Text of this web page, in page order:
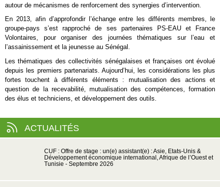
autour de mécanismes de renforcement des synergies d’intervention.
En 2013, afin d’approfondir l’échange entre les différents membres, le
groupe-pays s’est rapproché de ses partenaires PS-EAU et France
Volontaires, pour organiser des journées thématiques sur l’eau et
l’assainissement et la jeunesse au Sénégal.
Les thématiques des collectivités sénégalaises et françaises ont évolué
depuis les premiers partenariats. Aujourd’hui, les considérations les plus
fortes touchent à différents éléments : mutualisation des actions et
question de la recevabilité, mutualisation des compétences, formation
des élus et techniciens, et développement des outils.
ACTUALITÉS
CUF : Offre de stage : un(e) assistant(e) : Asie, Etats-Unis &
Développement économique international, Afrique de l’Ouest et
Tunisie - Septembre 2026